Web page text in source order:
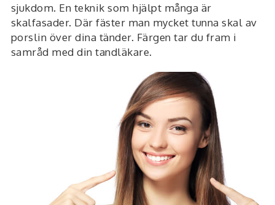
sjukdom. En teknik som hjälpt många är
skalfasader. Där fäster man mycket tunna skal av
porslin över dina tänder. Färgen tar du fram i
samråd med din tandläkare.